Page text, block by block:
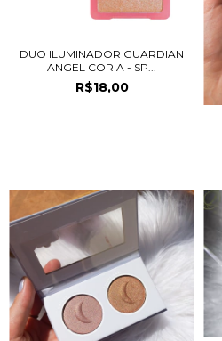
DUO ILUMINADOR GUARDIAN
ANGEL COR A - SP...
R$18,00